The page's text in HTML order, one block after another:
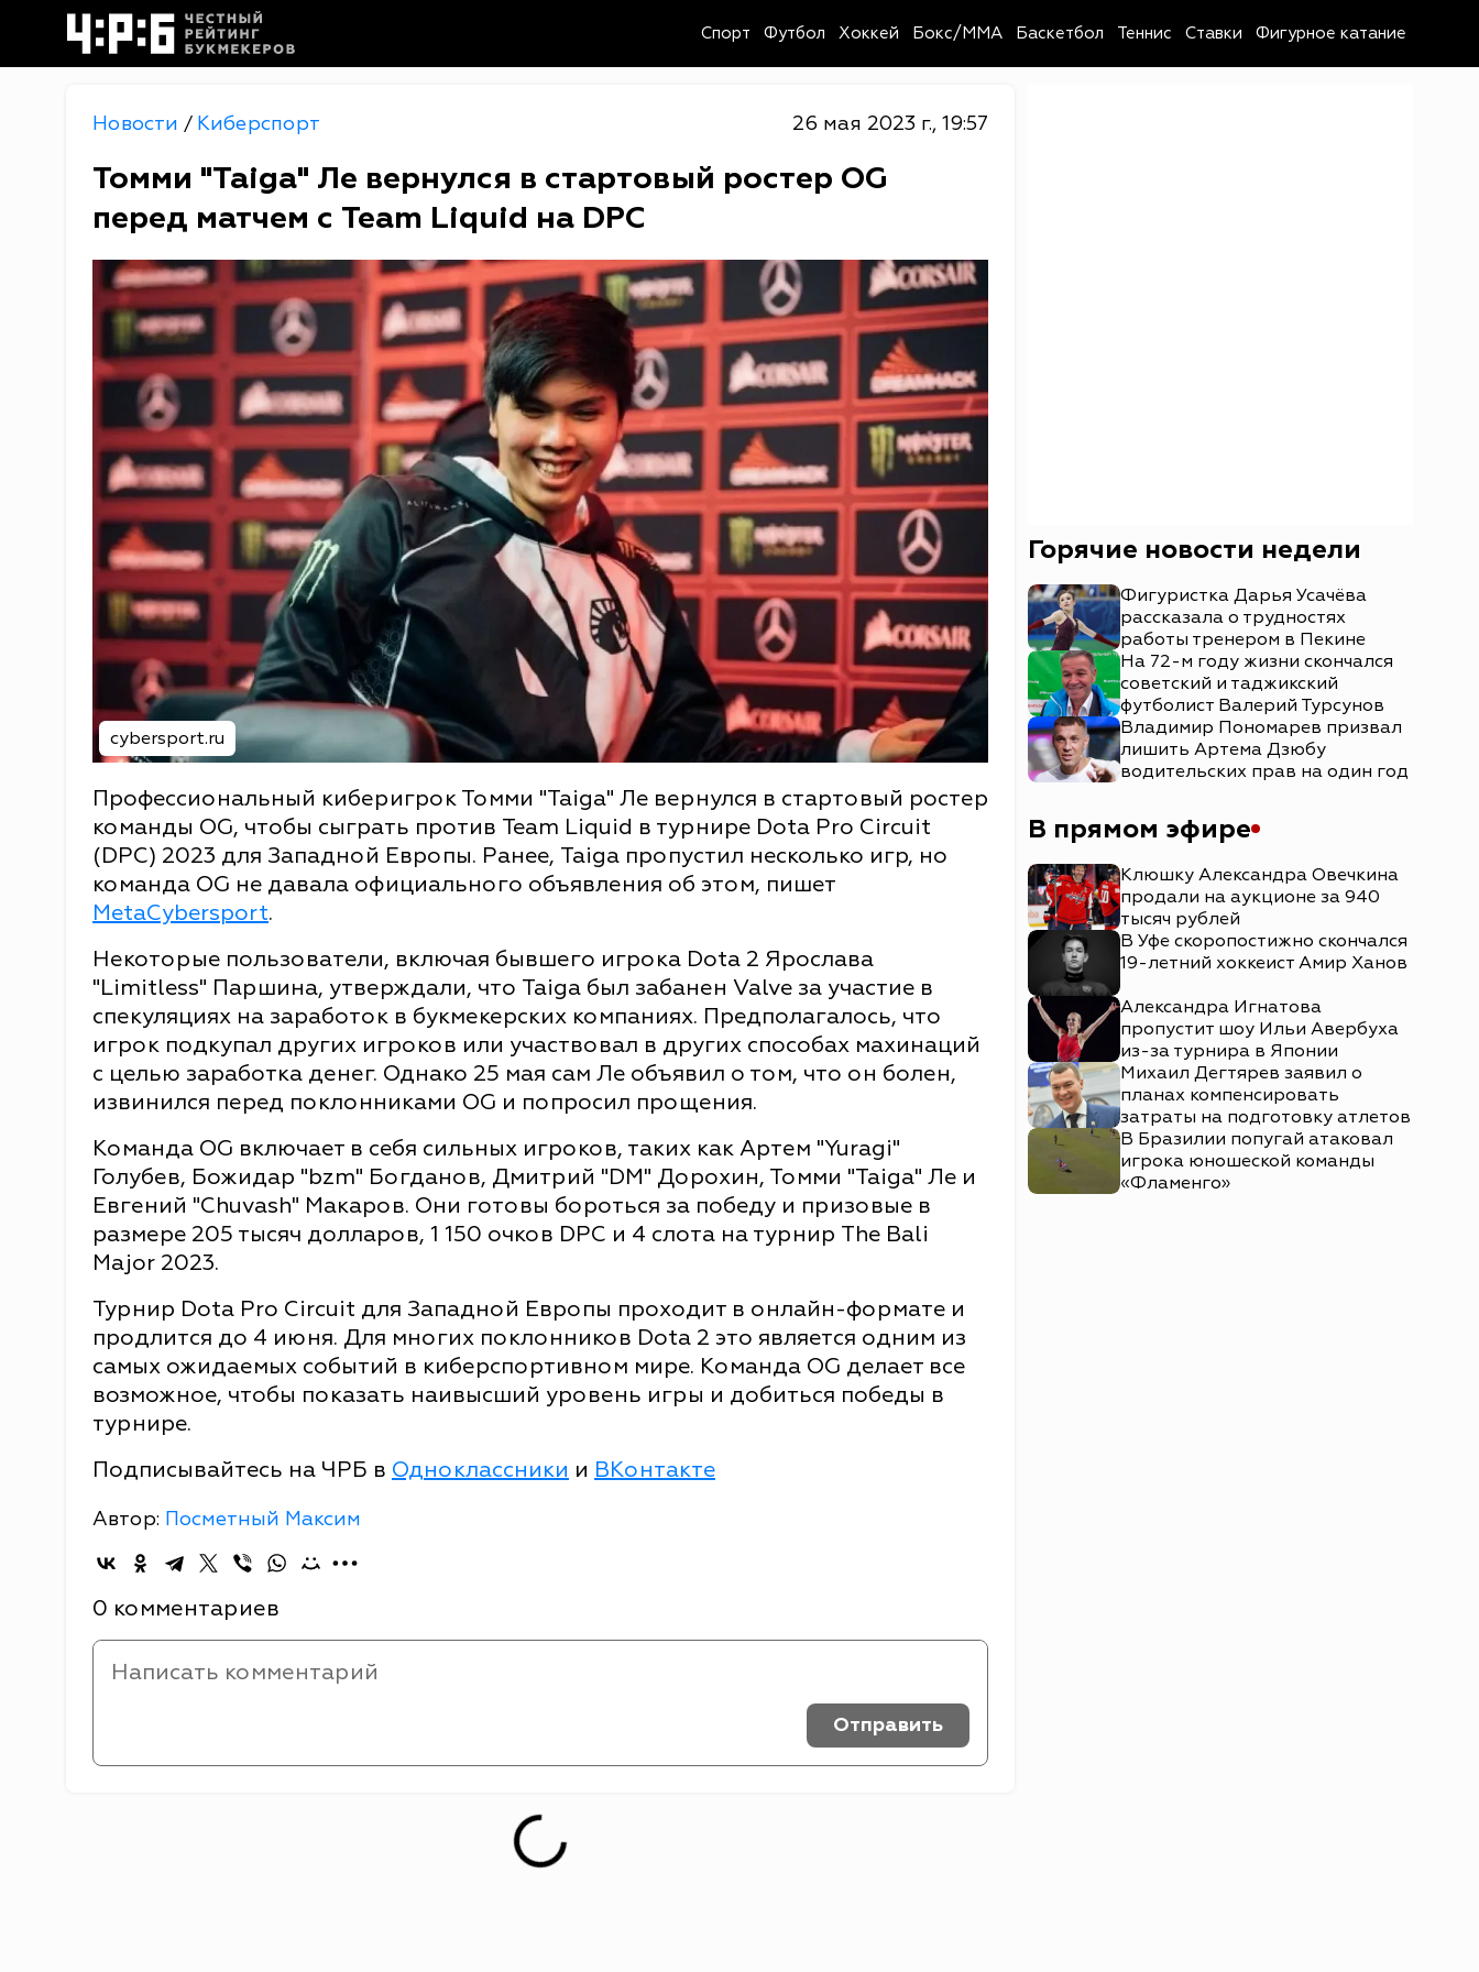
Спорт Футбол Хоккей Бокс/MMA Баскетбол Теннис Ставки Фигурное катание
Новости / Киберспорт 26 мая 2023 г., 19:57
Томми "Taiga" Ле вернулся в стартовый ростер OG
перед матчем с Team Liquid на DPC
cybersport.ru
Профессиональный киберигрок Томми "Taiga" Ле вернулся в стартовый ростер
команды OG, чтобы сыграть против Team Liquid в турнире Dota Pro Circuit
(DPC) 2023 для Западной Европы. Ранее, Taiga пропустил несколько игр, но
команда OG не давала официального объявления об этом, пишет
MetaCybersport.
Некоторые пользователи, включая бывшего игрока Dota 2 Ярослава
"Limitless" Паршина, утверждали, что Taiga был забанен Valve за участие в
спекуляциях на заработок в букмекерских компаниях. Предполагалось, что
игрок подкупал других игроков или участвовал в других способах махинаций
с целью заработка денег. Однако 25 мая сам Ле объявил о том, что он болен,
извинился перед поклонниками OG и попросил прощения.
Команда OG включает в себя сильных игроков, таких как Артем "Yuragi"
Голубев, Божидар "bzm" Богданов, Дмитрий "DM" Дорохин, Томми "Taiga" Ле и
Евгений "Chuvash" Макаров. Они готовы бороться за победу и призовые в
размере 205 тысяч долларов, 1 150 очков DPC и 4 слота на турнир The Bali
Major 2023.
Турнир Dota Pro Circuit для Западной Европы проходит в онлайн-формате и
продлится до 4 июня. Для многих поклонников Dota 2 это является одним из
самых ожидаемых событий в киберспортивном мире. Команда OG делает все
возможное, чтобы показать наивысший уровень игры и добиться победы в
турнире.
Подписывайтесь на ЧРБ в Одноклассники и ВКонтакте
Автор: Посметный Максим
0 комментариев
Отправить
Горячие новости недели
Фигуристка Дарья Усачёва
рассказала о трудностях
работы тренером в Пекине
На 72-м году жизни скончался
советский и таджикский
футболист Валерий Турсунов
Владимир Пономарев призвал
лишить Артема Дзюбу
водительских прав на один год
В прямом эфире
Клюшку Александра Овечкина
продали на аукционе за 940
тысяч рублей
В Уфе скоропостижно скончался
19-летний хоккеист Амир Ханов
Александра Игнатова
пропустит шоу Ильи Авербуха
из-за турнира в Японии
Михаил Дегтярев заявил о
планах компенсировать
затраты на подготовку атлетов
В Бразилии попугай атаковал
игрока юношеской команды
«Фламенго»